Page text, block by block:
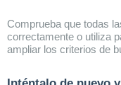
Comprueba que todas
correctamente o utiliza
ampliar los criterios de